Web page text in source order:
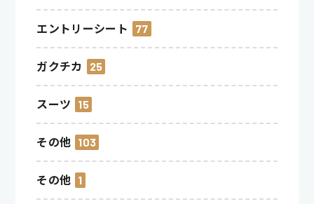
エントリーシート 77
ガクチカ 25
スーツ 15
その他 103
その他 1